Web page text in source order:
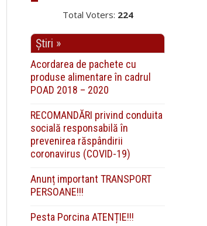
Total Voters: 224
Știri »
Acordarea de pachete cu
produse alimentare în cadrul
POAD 2018 – 2020
RECOMANDĂRI privind conduita
socială responsabilă în
prevenirea răspândirii
coronavirus (COVID-19)
Anunț important TRANSPORT
PERSOANE!!!
Pesta Porcina ATENȚIE!!!